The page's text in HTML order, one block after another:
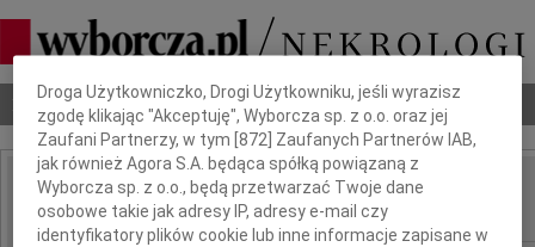
Nekrologi Odeszli Poradnik pogrzebowy
IMIĘ I NAZWISKO: Dariusz Derda
Dbamy o Twoją prywatność
Droga Użytkowniczko, Drogi Użytkowniku, jeśli wyrazisz
zgodę klikając "Akceptuję", Wyborcza sp. z o.o. oraz jej
Zaufani Partnerzy, w tym [872 ] Zaufanych Partnerów IAB,
jak również Agora S.A. będąca spółką powiązaną z
Wyborcza sp. z o.o., będą przetwarzać Twoje dane
osobowe takie jak adresy IP, adresy e-mail czy
identyfikatory plików cookie lub inne informacje zapisane w